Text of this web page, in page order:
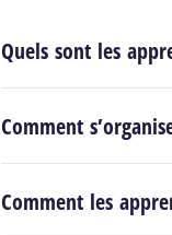
Quels sont les
Comment
Comment les